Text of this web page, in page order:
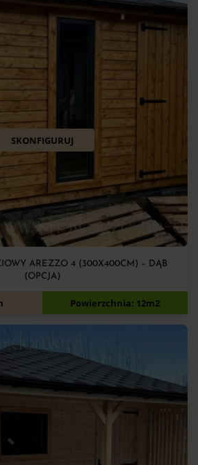
SKONFIGURUJ
AREZZO 4 (300X400CM) – DĄB
(OPCJA)
8 700złPowierzchnia: 12m2